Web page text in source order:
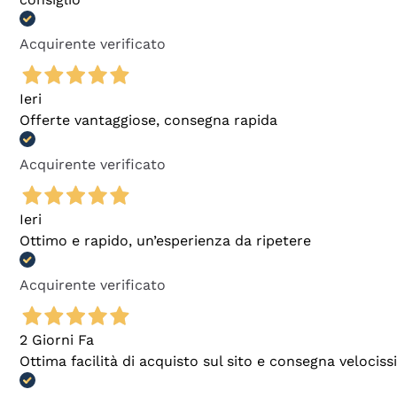
Acquirente verificato
Ieri
Offerte vantaggiose, consegna rapida
Acquirente verificato
Ieri
Ottimo e rapido, un’esperienza da ripetere
Acquirente verificato
2 Giorni Fa
Ottima facilità di acquisto sul sito e consegna